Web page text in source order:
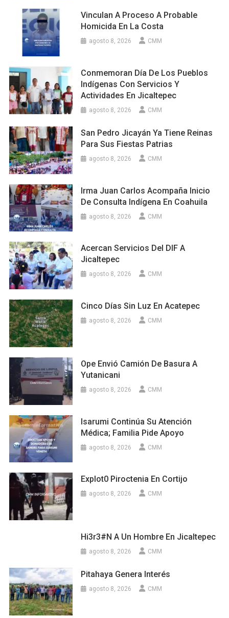
Vinculan A Proceso A Probable
Homicida En La Costa
agosto 8, 2026 CMM
Conmemoran Día De Los Pueblos
Indígenas Con Servicios Y
Actividades En Jicaltepec
agosto 8, 2026 CMM
San Pedro Jicayán Ya Tiene Reinas
Para Sus Fiestas Patrias
agosto 8, 2026 CMM
Irma Juan Carlos Acompaña Inicio
De Consulta Indígena En Coahuila
agosto 8, 2026 CMM
Acercan Servicios Del DIF A
Jicaltepec
agosto 8, 2026 CMM
Cinco Días Sin Luz En Acatepec
agosto 8, 2026 CMM
Ope Envió Camión De Basura A
Yutanicani
agosto 8, 2026 CMM
Isarumi Continúa Su Atención
Médica; Familia Pide Apoyo
agosto 8, 2026 CMM
Explot0 Piroctenia En Cortijo
agosto 8, 2026 CMM
Hi3r3#n A Un Hombre En Jicaltepec
agosto 8, 2026 CMM
Pitahaya Genera Interés
agosto 8, 2026 CMM